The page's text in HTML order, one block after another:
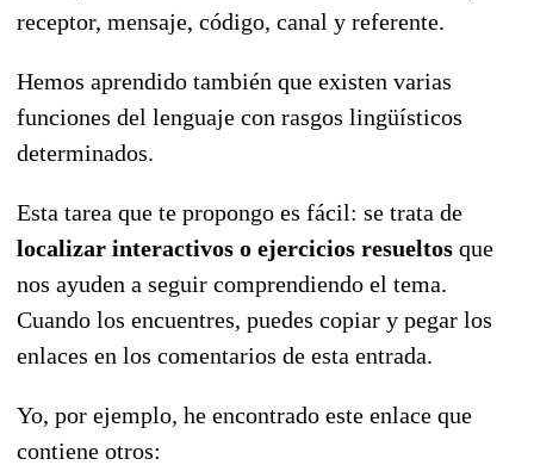
receptor, mensaje, código, canal y referente.
Hemos aprendido también que existen varias
funciones del lenguaje con rasgos lingüísticos
determinados.
Esta tarea que te propongo es fácil: se trata de
localizar interactivos o ejercicios resueltos que
nos ayuden a seguir comprendiendo el tema.
Cuando los encuentres, puedes copiar y pegar los
enlaces en los comentarios de esta entrada.
Yo, por ejemplo, he encontrado este enlace que
contiene otros: